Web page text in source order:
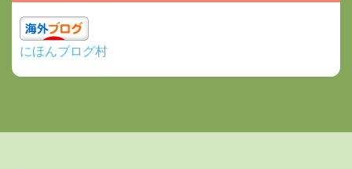
にほんブログ村